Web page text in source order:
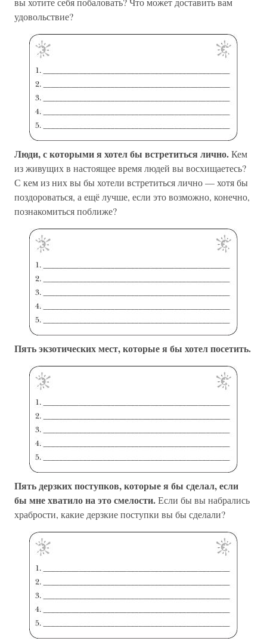
удовольствие?
Люди, с которыми я хотел бы встретиться лично.Кем
из живущих в настоящее время людей вы восхищаетесь?
С кем из них вы бы хотели встретиться лично — хотя бы
поздороваться, а ещё лучше, если это возможно, конечно,
познакомиться поближе?
Пять экзотических мест, которые я бы хотел посетить.
Пять дерзких поступков, которые я бы сделал, если
бы мне хватило на это смелости.Если бы вы набрались
храбрости, какие дерзкие поступки вы бы сделали?